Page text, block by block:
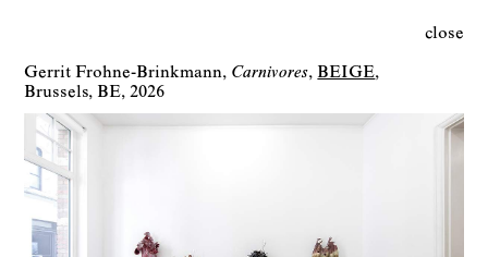
close
Gerrit Frohne-Brinkmann Carnivores
BEIGE
Brussels
BE 2026